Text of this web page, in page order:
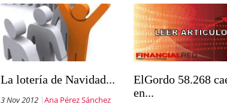
La lotería de Navidad...
3 Nov 2012 Ana Pérez Sánchez
ElGordo 58.268
en...